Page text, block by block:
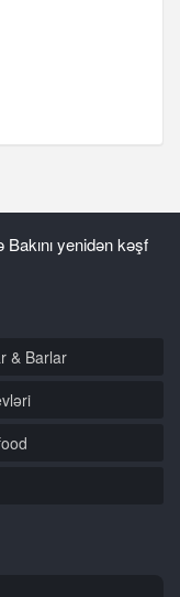
yenidən kəşf
& Barlar